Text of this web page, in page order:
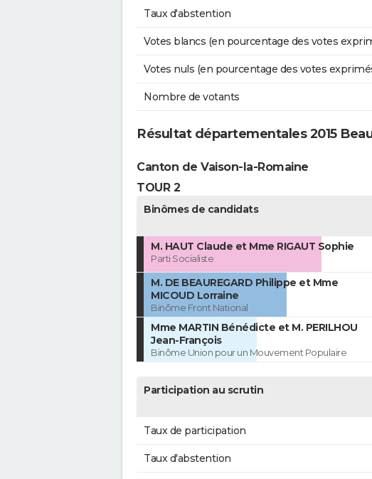
Taux d'abstention
Votes blancs (en pourcentage des votes
Votes nuls (en pourcentage des votes
Nombre de votants
Résultat départementales 2015
Canton de Vaison-la-Romaine
TOUR 2
Binômes de candidats
M. HAUT Claude et Mme RIGAUT Sophie
Parti Socialiste
M. DE BEAUREGARD Philippe et Mme
MICOUD Lorraine
Binôme Front National
Mme MARTIN Bénédicte et M. PERILHOU
Jean-François
Binôme Union pour un Mouvement Populaire
Participation au scrutin
Taux de participation
Taux d'abstention